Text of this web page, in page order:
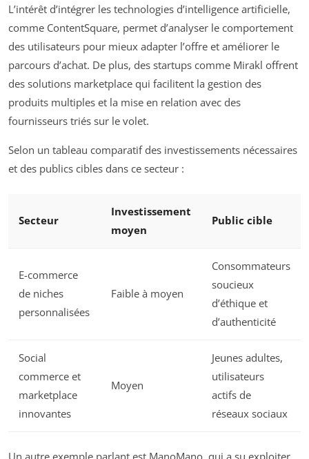
L’intérêt d’intégrer les technologies d’intelligence artificielle,
comme ContentSquare, permet d’analyser le comportement
des utilisateurs pour mieux adapter l’offre et améliorer le
parcours d’achat. De plus, des startups comme Mirakl offrent
des solutions marketplace qui facilitent la gestion des
produits multiples et la mise en relation avec des
fournisseurs triés sur le volet.
Selon un tableau comparatif des investissements nécessaires
et des publics cibles dans ce secteur :
Secteur
Investissement
moyen
Public cible
E-commerce
de niches
personnalisées
Faible à moyen
Consommateurs
soucieux
d’éthique et
d’authenticité
Social
commerce et
marketplace
innovantes
Moyen
Jeunes adultes,
utilisateurs
actifs de
réseaux sociaux